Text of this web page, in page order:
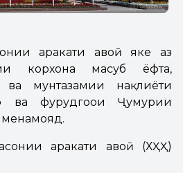
ҳаракати ҳавоӣ яке аз
корхона маҳсуб ёфта,
ва мунтазамии нақлиёти
фурудгоҳҳои Ҷумҳурии
менамояд.
ҳаракати ҳавоӣ (ХҲҲ)